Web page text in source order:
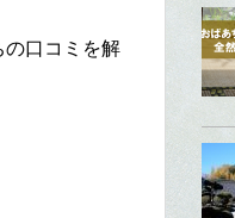
の口コミを解